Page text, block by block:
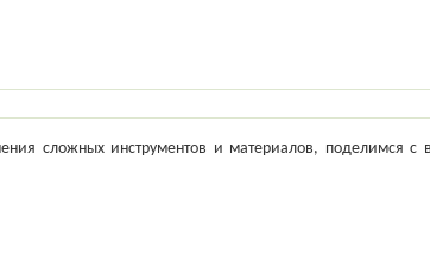
сложных инструментов и материалов, поделимся